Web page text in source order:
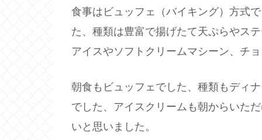
食事はビュッフェ（バイキング）方式
た、種類は豊富で揚げたて天ぷらやス
アイスやソフトクリームマシーン、チ
朝食もビュッフェでした、種類もディ
でした、アイスクリームも朝からいた
いと思いました。